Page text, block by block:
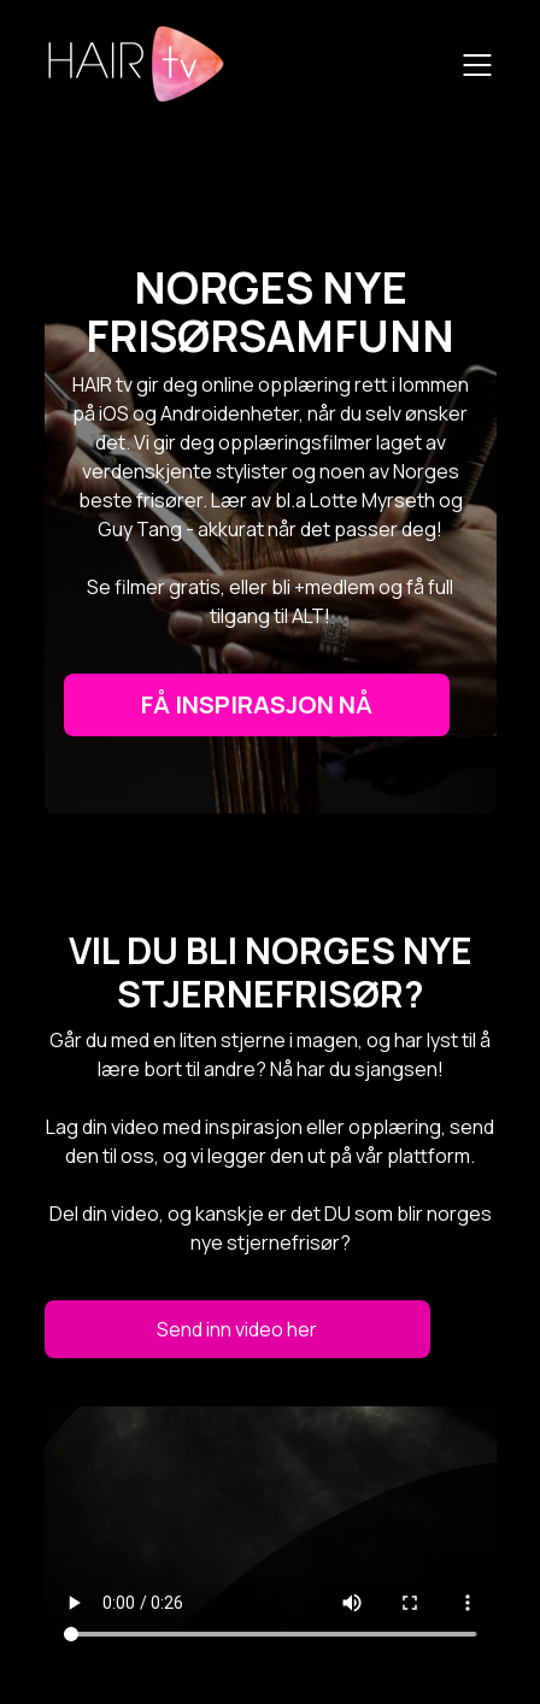
NORGES NYE
FRISØRSAMFUNN
HAIR tv gir deg online opplæring rett i lommen
på iOS og Androidenheter, når du selv ønsker
det. Vi gir deg opplæringsfilmer laget av
verdenskjente stylister og noen av Norges
beste frisører. Lær av bl.a Lotte Myrseth og
Guy Tang - akkurat når det passer deg!
Se filmer gratis, eller bli +medlem og få full
tilgang til ALT!
FÅ INSPIRASJON NÅ
VIL DU BLI NORGES NYE
STJERNEFRISØR?
Går du med en liten stjerne i magen, og har lyst til å
lære bort til andre? Nå har du sjangsen!
Lag din video med inspirasjon eller opplæring, send
den til oss, og vi legger den ut på vår plattform.
Del din video, og kanskje er det DU som blir norges
nye stjernefrisør?
Send inn video her